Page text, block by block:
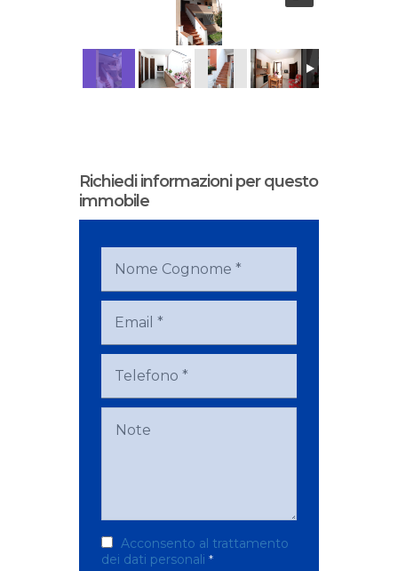
Richiedi informazioni per questo
immobile
Acconsento al trattamento
dei dati personali *